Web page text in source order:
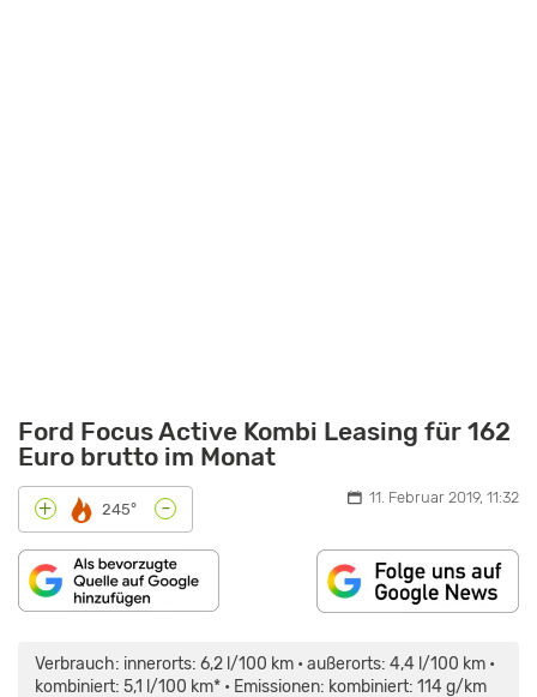
Ford Focus Active Kombi Leasing für 162
Euro brutto im Monat
+ 245° - 11. Februar 2019, 11:32
Verbrauch: innerorts: 6,2 l/100 km • außerorts: 4,4 l/100 km •
kombiniert: 5,1 l/100 km* • Emissionen: kombiniert: 114 g/km
MAPS.GOOGLE.DE
ANZEIGEN